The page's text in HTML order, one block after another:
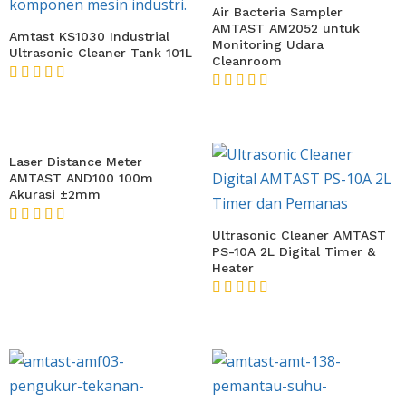
Amtast KS1030 Industrial
Ultrasonic Cleaner Tank 101L
Air Bacteria Sampler
AMTAST AM2052 untuk
Monitoring Udara
Cleanroom
Laser Distance Meter
AMTAST AND100 100m
Akurasi ±2mm
Ultrasonic Cleaner AMTAST
PS-10A 2L Digital Timer &
Heater